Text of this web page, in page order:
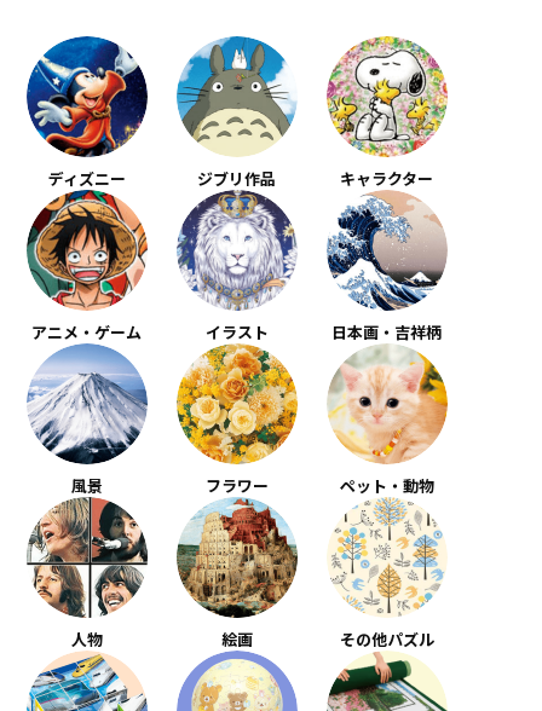
ディズニー ジブリ作品 キャラクター
アニメ・ゲーム イラスト 日本画・吉祥柄
風景 フラワー ペット・動物
人物 絵画 その他パズル